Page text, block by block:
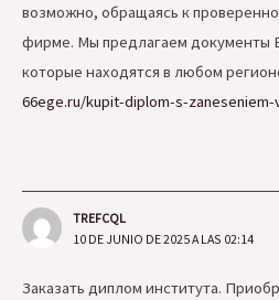
возможно, обращаясь к
фирме. Мы предлагаем документы
которые находятся в любом
66ege.ru/kupit-diplom-s-
TREFCQL
10 DE JUNIO DE 2025 A LAS 02:14
Заказать диплом института.